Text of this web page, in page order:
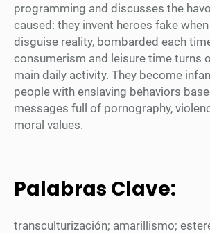
programming and discusses the
caused: they invent heroes fake
disguise reality, bombarded each
consumerism and leisure time turns
main daily activity. They become
people with enslaving behaviors
messages full of pornography,
moral values.
Palabras Clave:
transculturización; amarillismo;